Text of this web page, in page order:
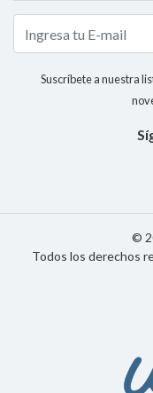
Suscríbete a nuestra
©
Todos los derechos